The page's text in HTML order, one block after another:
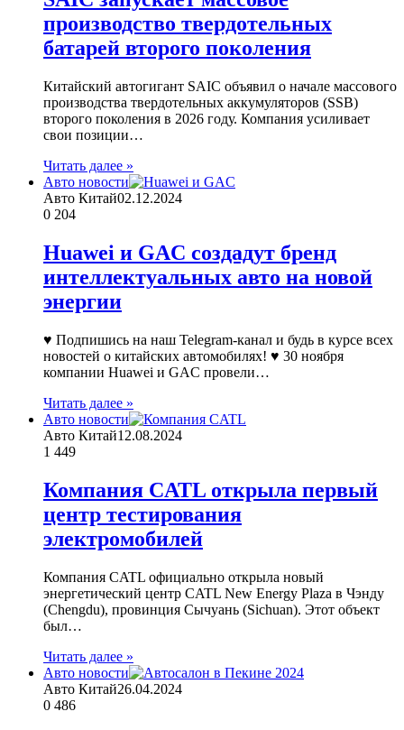
производство твердотельных
батарей второго поколения
Китайский автогигант SAIC объявил о начале массового
производства твердотельных аккумуляторов (SSB)
второго поколения в 2026 году. Компания усиливает
свои позиции…
Читать далее »
Авто новости
Авто Китай02.12.2024
0 204
Huawei и GAC создадут бренд
интеллектуальных авто на новой
энергии
♥ Подпишись на наш Telegram-канал и будь в курсе всех
новостей о китайских автомобилях! ♥ 30 ноября
компании Huawei и GAC провели…
Читать далее »
Авто новости
Авто Китай12.08.2024
1 449
Компания CATL открыла первый
центр тестирования
электромобилей
Компания CATL официально открыла новый
энергетический центр CATL New Energy Plaza в Чэнду
(Chengdu), провинция Сычуань (Sichuan). Этот объект
был…
Читать далее »
Авто новости
Авто Китай26.04.2024
0 486